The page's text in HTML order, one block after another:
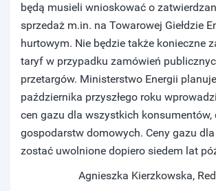
będą musieli wnioskować o
sprzedaż m.in. na Towarowej Giełdzie
hurtowym. Nie będzie także konieczne
taryf w przypadku zamówień
przetargów. Ministerstwo Energii
października przyszłego roku
cen gazu dla wszystkich konsumentów,
gospodarstw domowych. Ceny gazu
zostać uwolnione dopiero siedem lat
Agnieszka Kierzkowska,